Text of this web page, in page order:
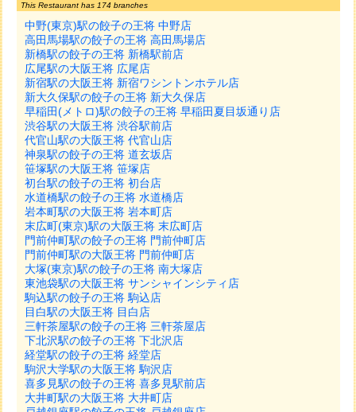
This Restaurant has 174 branches
中野(東京)駅の餃子の王将 中野店
高田馬場駅の餃子の王将 高田馬場店
新橋駅の餃子の王将 新橋駅前店
広尾駅の大阪王将 広尾店
新宿駅の大阪王将 新宿ワシントンホテル店
新大久保駅の餃子の王将 新大久保店
早稲田(メトロ)駅の餃子の王将 早稲田夏目坂通り店
渋谷駅の大阪王将 渋谷駅前店
代官山駅の大阪王将 代官山店
神泉駅の餃子の王将 道玄坂店
笹塚駅の大阪王将 笹塚店
初台駅の餃子の王将 初台店
水道橋駅の餃子の王将 水道橋店
岩本町駅の大阪王将 岩本町店
末広町(東京)駅の大阪王将 末広町店
門前仲町駅の餃子の王将 門前仲町店
門前仲町駅の大阪王将 門前仲町店
大塚(東京)駅の餃子の王将 南大塚店
東池袋駅の大阪王将 サンシャインシティ店
駒込駅の餃子の王将 駒込店
目白駅の大阪王将 目白店
三軒茶屋駅の餃子の王将 三軒茶屋店
下北沢駅の餃子の王将 下北沢店
経堂駅の餃子の王将 経堂店
駒沢大学駅の大阪王将 駒沢店
喜多見駅の餃子の王将 喜多見駅前店
大井町駅の大阪王将 大井町店